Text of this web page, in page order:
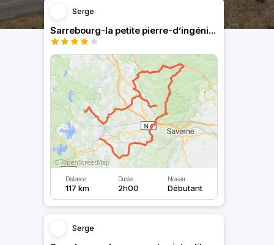
Serge
Sarrebourg-la petite pierre-d’ingénieur sur moder
Distance
117 km
Durée
2h00
Niveau
Débutant
Serge